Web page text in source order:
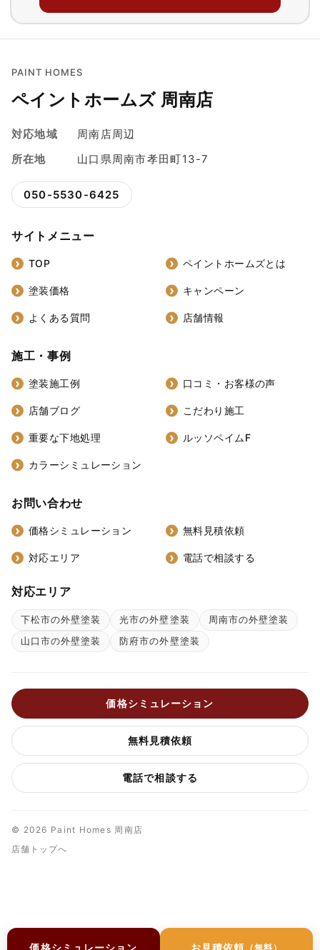
価格シミュレーション お見積依頼 （無料）
PAINT HOMES
ペイントホームズ 周南店
対応地域
周南店周辺
所在地
山口県周南市孝田町13-7
050-5530-6425
サイトメニュー
TOP ペイントホームズとは
塗装価格 キャンペーン
よくある質問 店舗情報
施工・事例
塗装施工例 口コミ・お客様の声
店舗ブログ こだわり施工
重要な下地処理 ルッソペイムF
カラーシミュレーション
お問い合わせ
価格シミュレーション 無料見積依頼
対応エリア 電話で相談する
対応エリア
下松市の外壁塗装 光市の外壁塗装
周南市の外壁塗装
山口市の外壁塗装
防府市の外壁塗装
価格シミュレーション
無料見積依頼
電話で相談する
© 2026 Paint Homes 周南店
店舗トップへ